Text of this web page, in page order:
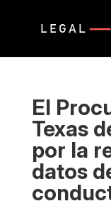
El
Texas
por la
datos